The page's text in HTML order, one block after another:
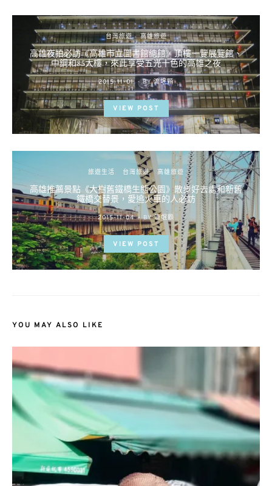
台灣旅遊 高雄旅遊
高雄夜拍必訪《高雄市立圖書館總館》頂樓一覽展覽館、
中鋼和85大樓，來此享受五光十色的高雄之夜
POSTED
ON
2015-11-01 BY 流氓顆
VIEW POST
旅遊生活 台灣旅遊 高雄旅遊
高雄推薦景點《大樹舊鐵橋生態公園》散步好去處和新舊
鐵橋交替景，愛追火車的人必訪
POSTED
ON
2015-11-04 BY 流氓顆
VIEW POST
YOU MAY ALSO LIKE